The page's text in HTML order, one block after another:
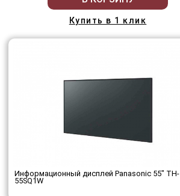
Купить в 1 клик
Информационный дисплей Panasonic 55" TH-
55SQ1W